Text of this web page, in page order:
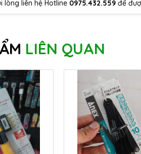
lòng liên hệ Hotline 0975.432.559 để
LIÊN QUAN